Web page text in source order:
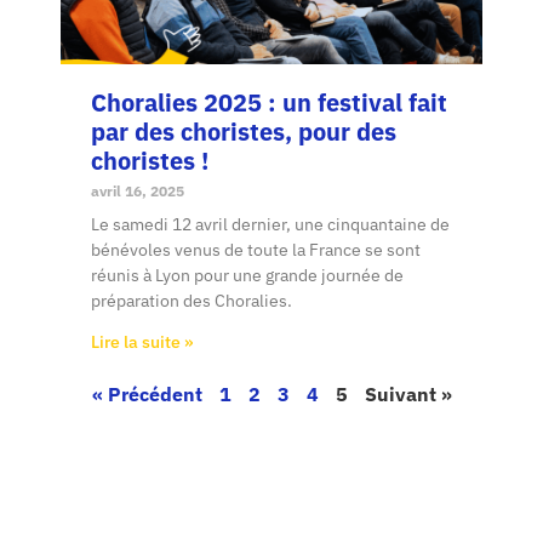
Choralies 2025 : un festival fait
par des choristes, pour des
choristes !
avril 16, 2025
Le samedi 12 avril dernier, une cinquantaine de
bénévoles venus de toute la France se sont
réunis à Lyon pour une grande journée de
préparation des Choralies.
Lire la suite »
« Précédent 1 2 3 4 5 Suivant »